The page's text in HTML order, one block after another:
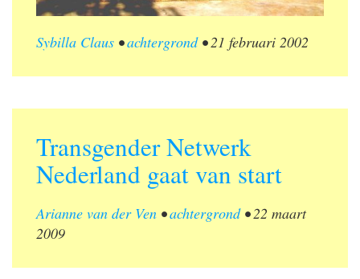
Sybilla Claus •achtergrond•21 februari 2002
Transgender Netwerk
Nederland gaat van start
Arianne van der Ven •achtergrond•22 maart
2009